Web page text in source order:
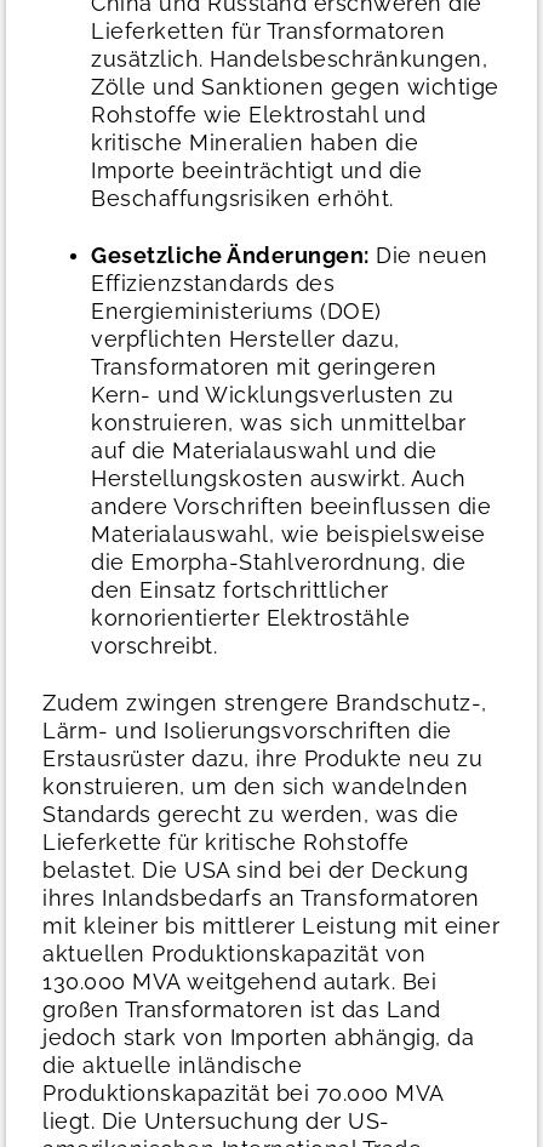
Lieferketten für Transformatoren
zusätzlich. Handelsbeschränkungen,
Zölle und Sanktionen gegen wichtige
Rohstoffe wie Elektrostahl und
kritische Mineralien haben die
Importe beeinträchtigt und die
Beschaffungsrisiken erhöht.
Gesetzliche Änderungen: Die neuen
Effizienzstandards des
Energieministeriums (DOE)
verpflichten Hersteller dazu,
Transformatoren mit geringeren
Kern- und Wicklungsverlusten zu
konstruieren, was sich unmittelbar
auf die Materialauswahl und die
Herstellungskosten auswirkt. Auch
andere Vorschriften beeinflussen die
Materialauswahl, wie beispielsweise
die Emorpha-Stahlverordnung, die
den Einsatz fortschrittlicher
kornorientierter Elektrostähle
vorschreibt.
Zudem zwingen strengere Brandschutz-,
Lärm- und Isolierungsvorschriften die
Erstausrüster dazu, ihre Produkte neu zu
konstruieren, um den sich wandelnden
Standards gerecht zu werden, was die
Lieferkette für kritische Rohstoffe
belastet. Die USA sind bei der Deckung
ihres Inlandsbedarfs an Transformatoren
mit kleiner bis mittlerer Leistung mit einer
aktuellen Produktionskapazität von
130.000 MVA weitgehend autark. Bei
großen Transformatoren ist das Land
jedoch stark von Importen abhängig, da
die aktuelle inländische
Produktionskapazität bei 70.000 MVA
liegt. Die Untersuchung der US-